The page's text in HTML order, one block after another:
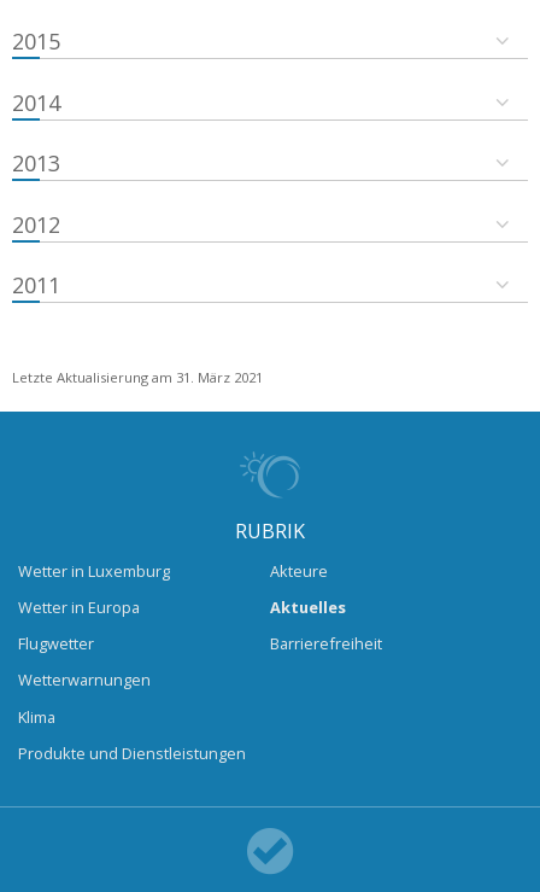
2015
2014
2013
2012
2011
Letzte Aktualisierung am 31. März 2021
RUBRIK
Wetter in Luxemburg
Wetter in Europa
Flugwetter
Wetterwarnungen
Klima
Produkte und Dienstleistungen
Akteure
Aktuelles
Barrierefreiheit